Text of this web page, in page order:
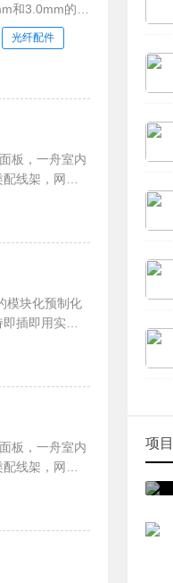
和3.0mm的光
光纤配件
板，一舟室内
线架，网络
双绞线，
模块化预制化
插即用实现
板，一舟室内
线架，网络
项